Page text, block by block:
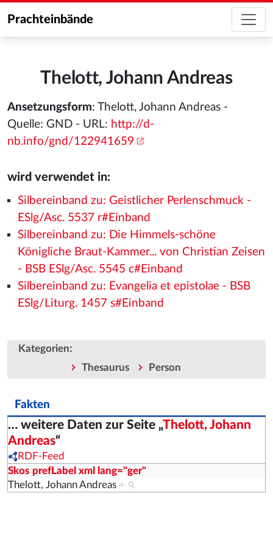
Prachteinbände
Thelott, Johann Andreas
Ansetzungsform: Thelott, Johann Andreas -
Quelle: GND - URL: http://d-
nb.info/gnd/122941659
wird verwendet in:
Silbereinband zu: Geistlicher Perlenschmuck -
ESlg/Asc. 5537 r#Einband
Silbereinband zu: Die Himmels-schöne
Königliche Braut-Kammer... von Christian Zeisen
- BSB ESlg/Asc. 5545 c#Einband
Silbereinband zu: Evangelia et epistolae - BSB
ESlg/Liturg. 1457 s#Einband
Kategorien:
Thesaurus Person
Fakten
… weitere Daten zur Seite „Thelott, Johann
Andreas“
RDF-Feed
Skos prefLabel xml lang="ger"
Thelott, Johann Andreas +